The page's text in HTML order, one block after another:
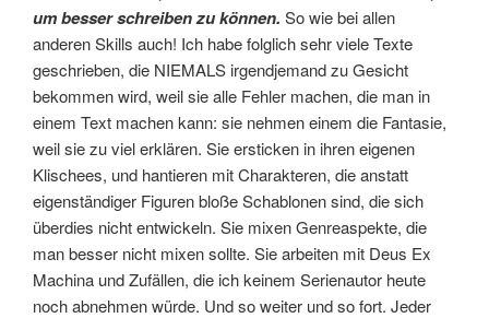
um besser schreiben zu können. So wie bei allen
anderen Skills auch! Ich habe folglich sehr viele Texte
geschrieben, die NIEMALS irgendjemand zu Gesicht
bekommen wird, weil sie alle Fehler machen, die man in
einem Text machen kann: sie nehmen einem die Fantasie,
weil sie zu viel erklären. Sie ersticken in ihren eigenen
Klischees, und hantieren mit Charakteren, die anstatt
eigenständiger Figuren bloße Schablonen sind, die sich
überdies nicht entwickeln. Sie mixen Genreaspekte, die
man besser nicht mixen sollte. Sie arbeiten mit Deus Ex
Machina und Zufällen, die ich keinem Serienautor heute
noch abnehmen würde. Und so weiter und so fort. Jeder